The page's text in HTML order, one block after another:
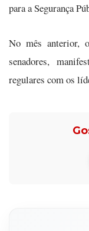
para a Segurança
No mês anterior,
senadores,
regulares com os